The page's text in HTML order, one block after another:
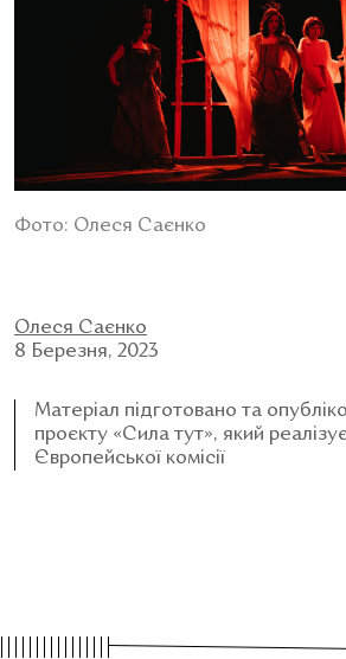
Фото: Олеся Саєнко
Олеся Саєнко
8 Березня, 2023
Матеріал підготовано та
проєкту «Сила тут», який
Європейської комісії